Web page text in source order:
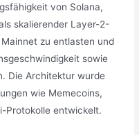
von Solana,
skalierender Layer-2-
zu entlasten und
sowie
Die Architektur wurde
wie Memecoins,
Protokolle entwickelt.